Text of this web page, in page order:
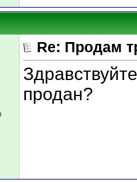
Re: Продам
продан?